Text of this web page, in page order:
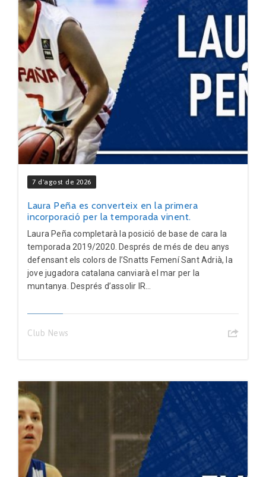
7 d'agost de 2026
Laura Peña es converteix en la primera
incorporació per la temporada vinent.
Laura Peña completarà la posició de base de cara la
temporada 2019/2020. Després de més de deu anys
defensant els colors de l’Snatts Femení Sant Adrià, la
jove jugadora catalana canviarà el mar per la
muntanya. Després d’assolir lR...
Club News